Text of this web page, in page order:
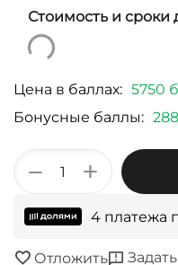
Стоимость и сроки
Цена в баллах: 5750
Бонусные баллы:
+
−
4 платежа
Отложить